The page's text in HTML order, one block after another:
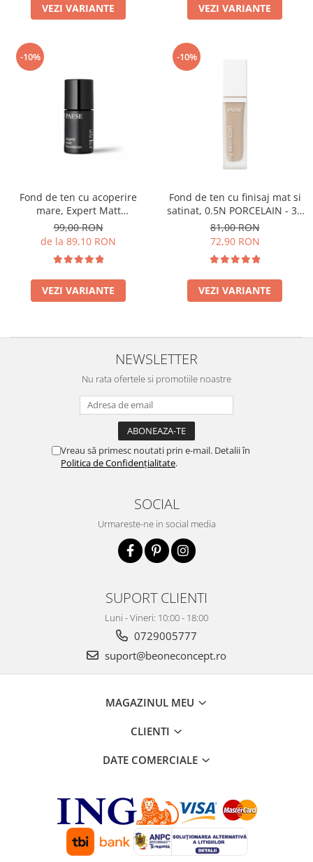
VEZI VARIANTE VEZI VARIANTE
-10%
Fond de ten cu acoperire
mare, Expert Matt
Foundation, 500W Light Beige
- 30ml
99,00 RON
de la 89,10 RON
VEZI VARIANTE
-10%
Fond de ten cu finisaj mat si
satinat, 0.5N PORCELAIN - 33
ml
81,00 RON
72,90 RON
VEZI VARIANTE
NEWSLETTER
Nu rata ofertele si promotiile noastre
Vreau să primesc noutati prin e-mail. Detalii în
Politica de Confidențialitate.
SOCIAL
Urmareste-ne in social media
SUPORT CLIENTI
Luni - Vineri: 10:00 - 18:00
0729005777
suport@beoneconcept.ro
MAGAZINUL MEU
CLIENTI
DATE COMERCIALE